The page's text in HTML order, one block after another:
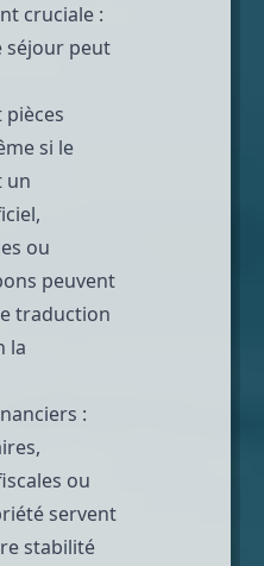
cruciale :
séjour peut
pièces
si le
un
ou
peuvent
traduction
la
:
ou
servent
stabilité